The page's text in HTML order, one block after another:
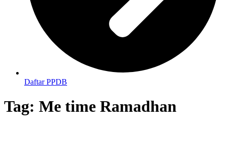
Daftar PPDB
Tag: Me time Ramadhan